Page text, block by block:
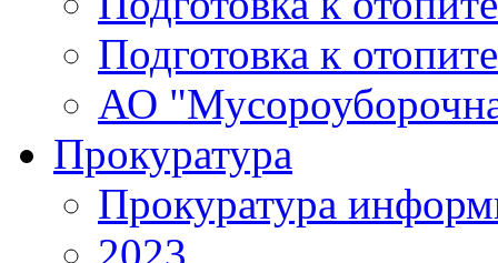
Подготовка к
АО
Прокуратура
Прокуратура
2023